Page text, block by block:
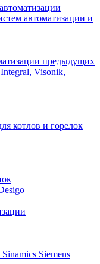
автоматизации и
предыдущих
Visonik,
котлов и горелок
Siemens